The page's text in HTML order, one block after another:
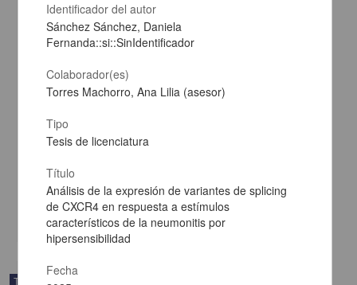
Elaboración y evaluación de películas sublinguales a base de
passiflora para el tratamiento de ansiedad
Biología y Química,Medicina y Ciencias de la Salud
Trabajo de grado
Identificador del autor
Sánchez Sánchez, Daniela
Fernanda::si::SinIdentificador
Colaborador(es)
Torres Machorro, Ana Lilia (asesor)
Tipo
Tesis de licenciatura
Título
Análisis de la expresión de variantes de splicing
de CXCR4 en respuesta a estímulos
característicos de la neumonitis por
hipersensibilidad
Fecha